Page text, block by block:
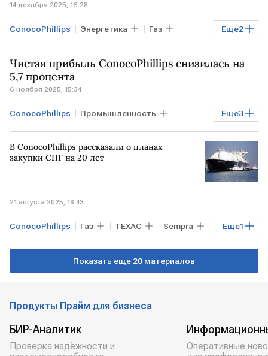
14 декабря 2025, 16:28
Еще2
ConocoPhillips Энергетика Газ
Нефть СИРИЯ
Чистая прибыль ConocoPhillips снизилась на
5,7 процента
6 ноября 2025, 15:34
Еще3
ConocoPhillips Промышленность
ЛИВИЯ ТЕХАС Мировая экономика
В ConocoPhillips рассказали о планах
закупки СПГ на 20 лет
21 августа 2025, 18:43
Еще1
ConocoPhillips Газ ТЕХАС Sempra
Мировая экономика
Показать еще 20 материалов
Продукты Прайм для бизнеса
БИР-Аналитик
Проверка надёжности и
Оперативные